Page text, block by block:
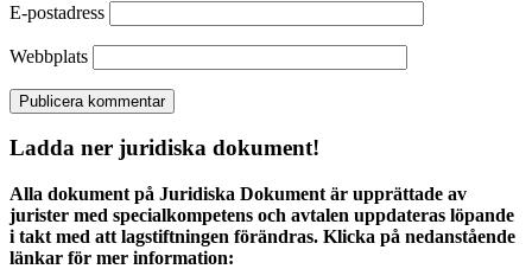
E-postadress
Webbplats
Ladda ner juridiska dokument!
Alla dokument på Juridiska Dokument är upprättade av
jurister med specialkompetens och avtalen uppdateras löpande
i takt med att lagstiftningen förändras. Klicka på nedanstående
länkar för mer information: